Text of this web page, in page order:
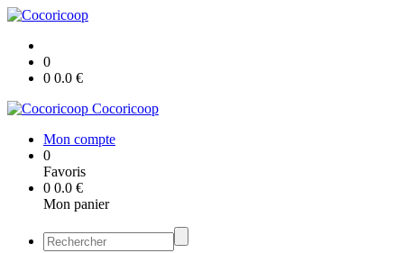
0
0 0.0 €
Cocoricoop
Mon compte
0
Favoris
0 0.0 €
Mon panier